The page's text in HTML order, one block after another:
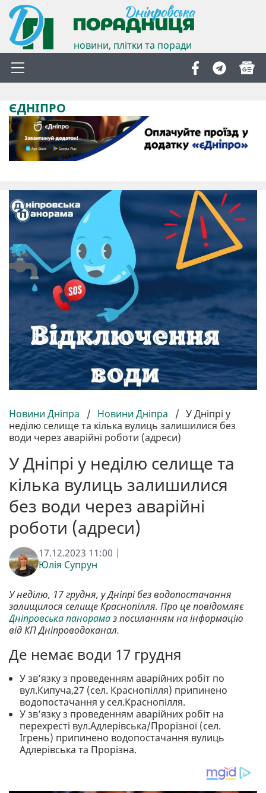
новини, плітки та поради
ЄДНІПРО
Новини Дніпра / Новини Дніпра / У Дніпрі у
неділю селище та кілька вулиць залишилися без
води через аварійні роботи (адреси)
У Дніпрі у неділю селище та
кілька вулиць залишилися
без води через аварійні
роботи (адреси)
17.12.2023 11:00 |
Юлія Супрун
У неділю, 17 грудня, у Дніпрі без водопостачання
залищилося селище Краснопілля. Про це повідомляє
Дніпровська панорамаз посиланням на інформацію
від КП Дніпроводоканал.
Де немає води 17 грудня
У зв’язку з проведенням аварійних робіт по
вул.Кипуча,27 (сел. Краснопілля) припинено
водопостачання у сел.Краснопілля.
У зв’язку з проведенням аварійних робіт на
перехресті вул.Адлерівська/Прорізної (сел.
Ігрень) припинено водопостачання вулиць
Адлерівська та Прорізна.